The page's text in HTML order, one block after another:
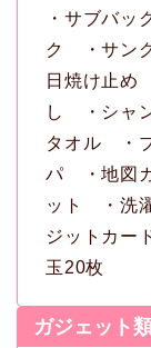
・サブバ
ク ・サン
日焼け止
し ・シャ
タオル ・
パ ・地図
ット ・洗
ジットカ
玉20枚
ガジェット